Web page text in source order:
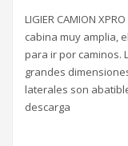
LIGIER CAMION
cabina muy amplia,
para ir por caminos.
grandes
laterales son
descarga